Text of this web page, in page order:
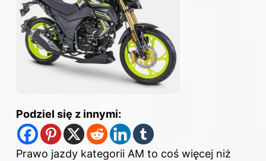
Podziel się z innymi:
Prawo jazdy kategorii AM to coś więcej niż